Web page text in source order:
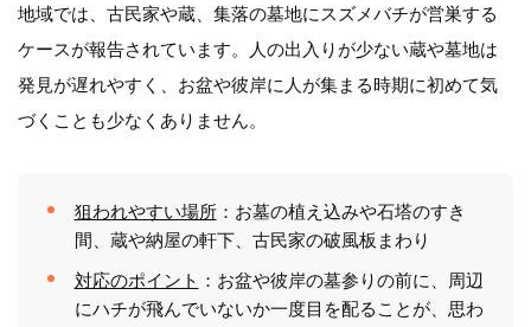
地域では、古民家や蔵、集落の墓地にスズメバチが営巣する
ケースが報告されています。人の出入りが少ない蔵や墓地は
発見が遅れやすく、お盆や彼岸に人が集まる時期に初めて気
づくことも少なくありません。
狙われやすい場所：お墓の植え込みや石塔のすき
間、蔵や納屋の軒下、古民家の破風板まわり
対応のポイント ：お盆や彼岸の墓参りの前に、周辺
にハチが飛んでいないか一度目を配ることが、思わ